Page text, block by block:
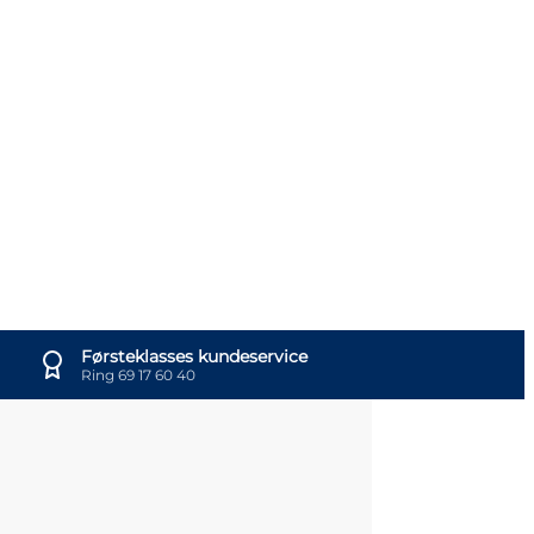
Førsteklasses kundeservice
Ring 69 17 60 40